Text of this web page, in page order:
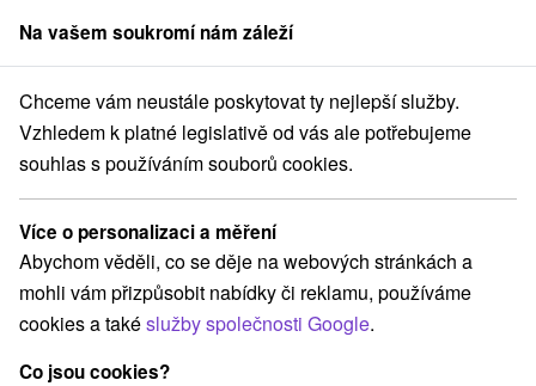
člen skupinySorger
Západné Slovensko Trenčiansky kraj Bojnice Lázně Bojnice
Pobyty - Léčebný dům Gabriela
Lázně Bojnice Bojnice
Navigovat do místa
O ZAŘÍZENÍ O LÁZNÍCH
Na vašem soukromí nám záleží
Chceme vám neustále poskytovat ty nejlepší služby.
Vzhledem k platné legislativě od vás ale potřebujeme
souhlas s používáním souborů cookies.
Více o personalizaci a měření
Abychom věděli, co se děje na webových stránkách a
mohli vám přizpůsobit nabídky či reklamu, používáme
cookies a takéslužby společnosti Google.
Co jsou cookies?